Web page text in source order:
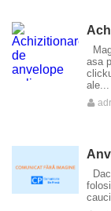
asa
ale...